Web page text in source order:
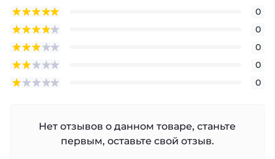
0
0
0
0
0
Нет отзывов о данном товаре, станьте
первым, оставьте свой отзыв.